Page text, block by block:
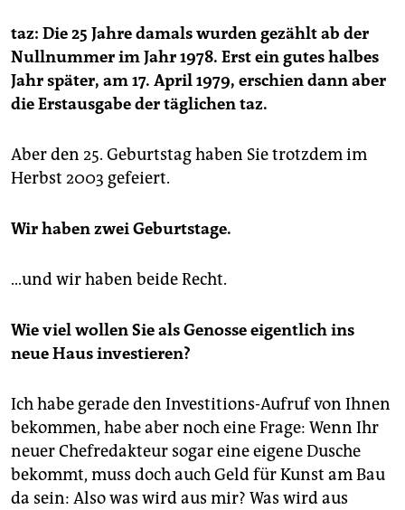
taz: Die 25 Jahre damals wurden gezählt ab der
Nullnummer im Jahr 1978. Erst ein gutes halbes
Jahr später, am 17. April 1979, erschien dann aber
die Erstausgabe der täglichen taz.
Aber den 25. Geburtstag haben Sie trotzdem im
Herbst 2003 gefeiert.
Wir haben zwei Geburtstage.
...und wir haben beide Recht.
Wie viel wollen Sie als Genosse eigentlich ins
neue Haus investieren?
Ich habe gerade den Investitions-Aufruf von Ihnen
bekommen, habe aber noch eine Frage: Wenn Ihr
neuer Chefredakteur sogar eine eigene Dusche
bekommt, muss doch auch Geld für Kunst am Bau
da sein: Also was wird aus mir? Was wird aus